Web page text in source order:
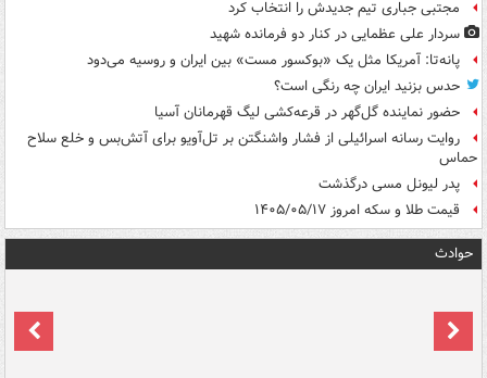
مجتبی جباری تیم جدیدش را انتخاب کرد
سردار علی عظمایی در کنار دو فرمانده شهید
پانه‌تا: آمریکا مثل یک «بوکسور مست» بین ایران و روسیه می‌دود
حدس بزنید ایران چه رنگی است؟
حضور نماینده گل‌گهر در قرعه‌کشی لیگ قهرمانان آسیا
روایت رسانه اسرائیلی از فشار واشنگتن بر تل‌آویو برای آتش‌بس و خلع سلاح
حماس
پدر لیونل مسی درگذشت
قیمت طلا و سکه امروز ۱۴۰۵/۰۵/۱۷
حوادث